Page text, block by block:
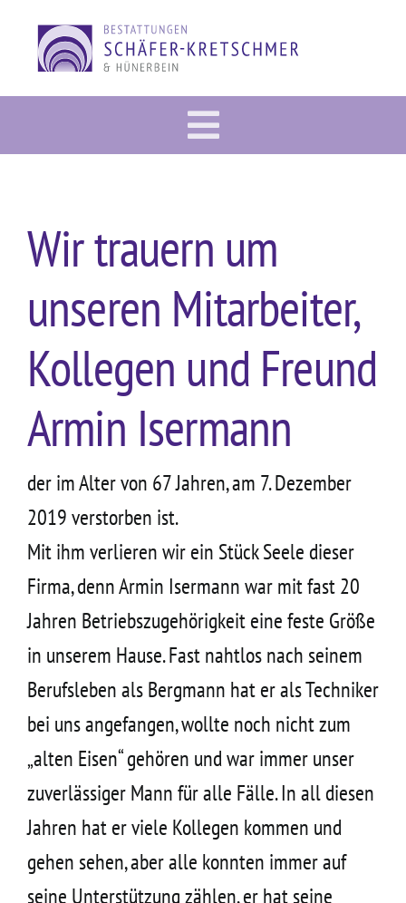
Inhalt
springen
Toggle
Gedenkportal
Bestattung
Über uns
Kontakt
Wir trauern um
unseren Mitarbeiter,
Kollegen und Freund
Armin Isermann
der im Alter von 67 Jahren, am 7. Dezember
2019 verstorben ist.
Mit ihm verlieren wir ein Stück Seele dieser
Firma, denn Armin Isermann war mit fast 20
Jahren Betriebszugehörigkeit eine feste Größe
in unserem Hause. Fast nahtlos nach seinem
Berufsleben als Bergmann hat er als Techniker
bei uns angefangen, wollte noch nicht zum
„alten Eisen“ gehören und war immer unser
zuverlässiger Mann für alle Fälle. In all diesen
Jahren hat er viele Kollegen kommen und
gehen sehen, aber alle konnten immer auf
seine Unterstützung zählen, er hat seine